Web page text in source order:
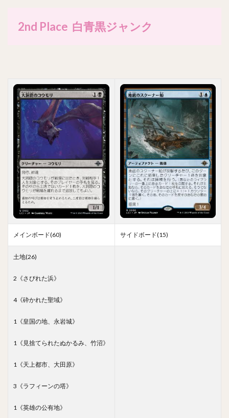
2nd Place 白青黒ジャンク
メインボード(60) サイドボード(15)
土地(26)
2《さびれた浜》
4《砕かれた聖域》
1《皇国の地、永岩城》
1《見捨てられたぬかるみ、竹沼》
1《天上都市、大田原》
3《ラフィーンの塔》
1《英雄の公有地》